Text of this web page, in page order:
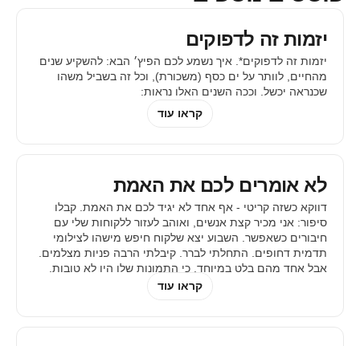
יזמות זה לדפוקים
יזמות זה לדפוקים*. איך נשמע לכם הפיץ׳ הבא: להשקיע שנים
מהחיים, לוותר על ים כסף (משכורת), וכל זה בשביל משהו
שכנראה יכשל. וככה השנים האלו נראות:
קראו עוד
לא אומרים לכם את האמת
דווקא כשזה קריטי - אף אחד לא יגיד לכם את האמת. קבלו
סיפור: אני מכיר קצת אנשים, ואוהב לעזור ללקוחות שלי עם
חיבורים כשאפשר. השבוע יצא שלקוח חיפש מישהו לצילומי
תדמית דחופים. התחלתי לברר. קיבלתי הרבה פניות מצלמים.
אבל אחד מהם בלט במיוחד. כי התמונות שלו היו לא טובות.
עכשיו אני בדילמה. להגיד לבן אדם ש
קראו עוד